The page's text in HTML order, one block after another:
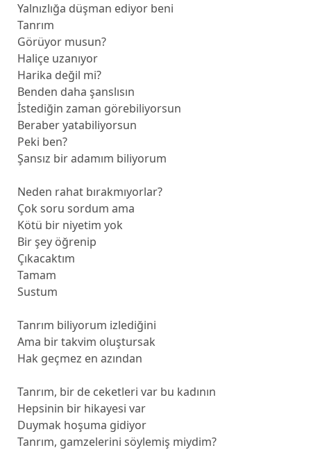
Yalnızlığa düşman ediyor beni
Tanrım
Görüyor musun?
Haliçe uzanıyor
Harika değil mi?
Benden daha şanslısın
İstediğin zaman görebiliyorsun
Beraber yatabiliyorsun
Peki ben?
Şansız bir adamım biliyorum
Neden rahat bırakmıyorlar?
Çok soru sordum ama
Kötü bir niyetim yok
Bir şey öğrenip
Çıkacaktım
Tamam
Sustum
Tanrım biliyorum izlediğini
Ama bir takvim oluştursak
Hak geçmez en azından
Tanrım, bir de ceketleri var bu kadının
Hepsinin bir hikayesi var
Duymak hoşuma gidiyor
Tanrım, gamzelerini söylemiş miydim?